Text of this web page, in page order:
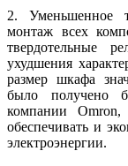
2. Уменьшенное
монтаж всех
твердотельные
ухудшения
размер шкафа
было получено
компании Omron,
обеспечивать и
электроэнергии.